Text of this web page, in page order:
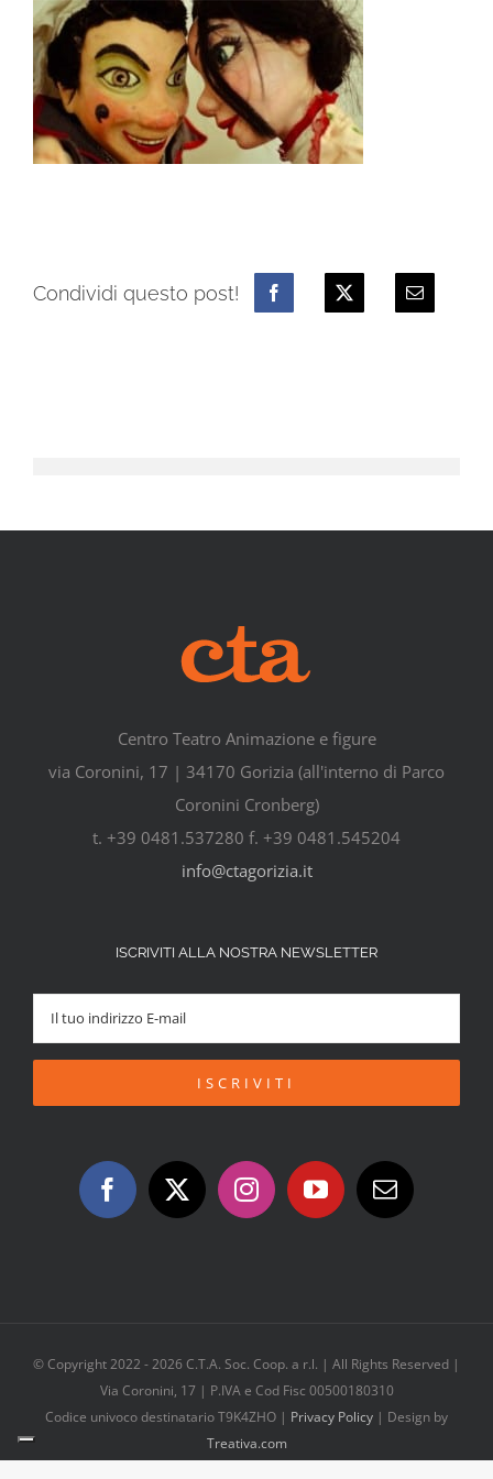
Condividi questo post!
Centro Teatro Animazione e figure
via Coronini, 17 | 34170 Gorizia (all'interno di Parco
Coronini Cronberg)
t. +39 0481.537280 f. +39 0481.545204
info@ctagorizia.it
ISCRIVITI ALLA NOSTRA NEWSLETTER
© Copyright 2022 -2026 C.T.A. Soc. Coop. a r.l. | All Rights Reserved |
Via Coronini, 17 | P.IVA e Cod Fisc 00500180310
Codice univoco destinatario T9K4ZHO | Privacy Policy | Design by
Treativa.com